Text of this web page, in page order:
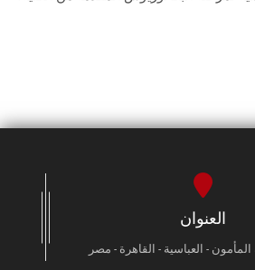
العنوان
- العباسية - القاهرة - مصر